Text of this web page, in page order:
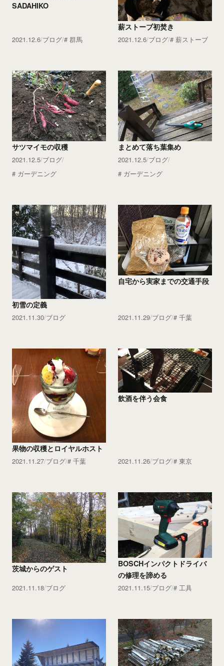
SADAHIKO
2021.12.6 ブログ 群馬
薪ストーブ初焚き
2021.12.6 ブログ 薪ストーブ
サツマイモの収穫
2021.12.5 ブログ
ガーデニング
まとめて落ち葉集め
2021.12.5 ブログ
ガーデニング
初雪の定義
2021.11.30 ブログ
自宅から実家までの交通手段
2021.11.29 ブログ 千葉
果物の収穫とロイヤルホスト
2021.11.27 ブログ 千葉
飲酒を伴う会食
2021.11.26 ブログ 東京
茨城からのゲスト
2021.11.18 ブログ
BOSCHインパクトドライバ
の修理を諦める
2021.11.15 ブログ 工具